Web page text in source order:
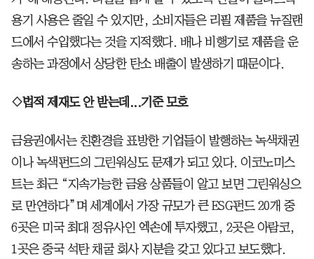
용기 사용은 줄일 수 있지만, 소비자들은 리필 제품을 뉴질랜
드에서 수입했다는 것을 지적했다. 배나 비행기로 제품을 운
송하는 과정에서 상당한 탄소 배출이 발생하기 때문이다.
◇법적 제재도 안 받는데...기준 모호
금융권에서는 친환경을 표방한 기업들이 발행하는 녹색채권
이나 녹색펀드의 그린워싱도 문제가 되고 있다. 이코노미스
트는 최근 “지속가능한 금융 상품들이 알고 보면 그린워싱으
로 만연하다”며 세계에서 가장 규모가 큰 ESG펀드 20개 중
6곳은 미국 최대 정유사인 엑손에 투자했고, 2곳은 아람코,
1곳은 중국 석탄 채굴 회사 지분을 갖고 있다고 보도했다.